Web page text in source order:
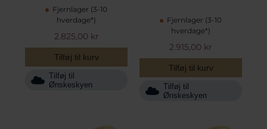
Fjernlager (3-10
hverdage*)
2.825,00 kr
Tilføj til kurv
Tilføj til
Ønskeskyen
Fjernlager (3-10
hverdage*)
2.915,00 kr
Tilføj til kurv
Tilføj til
Ønskeskyen